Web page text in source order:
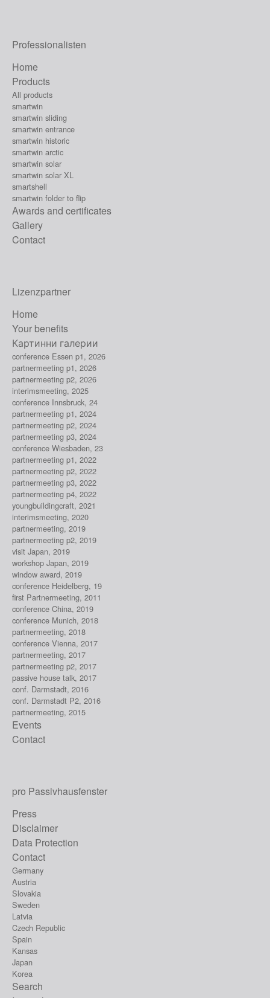
Professionalisten
Home
Products
All products
smartwin
smartwin sliding
smartwin entrance
smartwin historic
smartwin arctic
smartwin solar
smartwin solar XL
smartshell
smartwin folder to flip
Awards and certificates
Gallery
Contact
Lizenzpartner
Home
Your benefits
Картинни галерии
conference Essen p1, 2026
partnermeeting p1, 2026
partnermeeting p2, 2026
interimsmeeting, 2025
conference Innsbruck, 24
partnermeeting p1, 2024
partnermeeting p2, 2024
partnermeeting p3, 2024
conference Wiesbaden, 23
partnermeeting p1, 2022
partnermeeting p2, 2022
partnermeeting p3, 2022
partnermeeting p4, 2022
youngbuildingcraft, 2021
interimsmeeting, 2020
partnermeeting, 2019
partnermeeting p2, 2019
visit Japan, 2019
workshop Japan, 2019
window award, 2019
conference Heidelberg, 19
first Partnermeeting, 2011
conference China, 2019
conference Munich, 2018
partnermeeting, 2018
conference Vienna, 2017
partnermeeting, 2017
partnermeeting p2, 2017
passive house talk, 2017
conf. Darmstadt, 2016
conf. Darmstadt P2, 2016
partnermeeting, 2015
Events
Contact
pro Passivhausfenster
Press
Disclaimer
Data Protection
Contact
Germany
Austria
Slovakia
Sweden
Latvia
Czech Republic
Spain
Kansas
Japan
Korea
Search